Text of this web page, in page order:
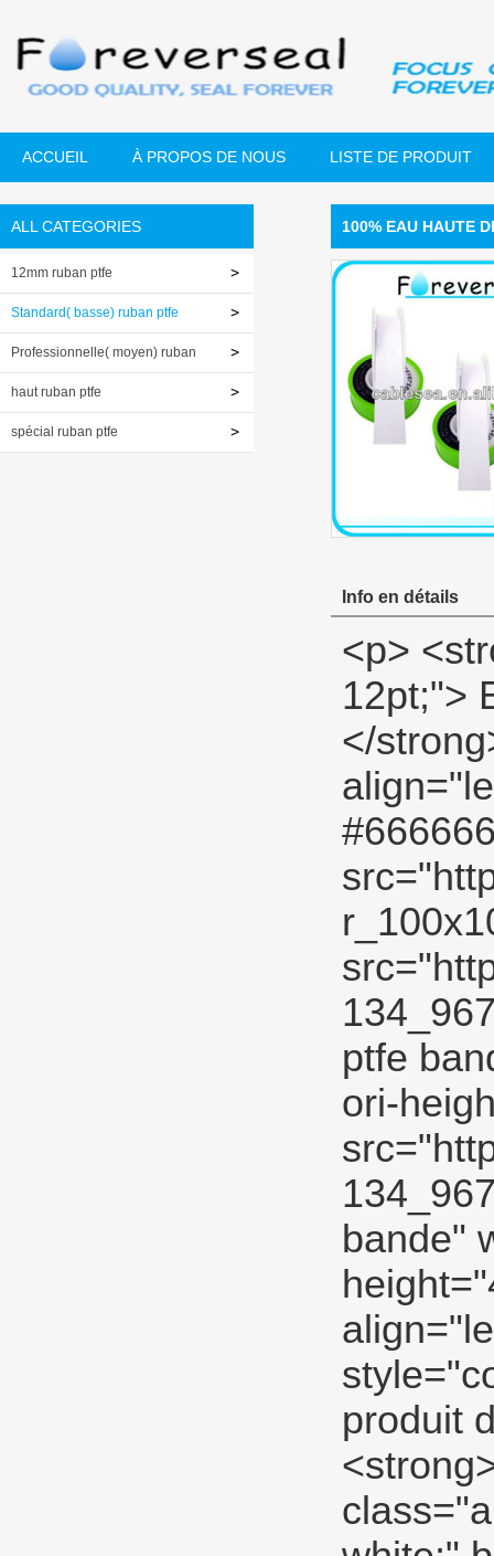
ACCUEIL À PROPOS DE NOUS LISTE DE PRODUIT
ALL CATEGORIES
12mm ruban ptfe
Standard( basse) ruban ptfe
Professionnelle( moyen) ruban
ptfehaut ruban ptfe
spécial ruban ptfe
100% EAU HAUTE
Info en détails
<p> <strong> <span style="color: #00ccff; font-size: 12pt;"> Exposition de produit PTFE fil bande </span> </strong> </p> <p><strong></strong>&nbsp;</p> <p align="left"><span style="font-family: Arial; color: #666666; font-size: 9pt;">&nbsp;<img src="http://i03.i.aliimg.com/simg/single/icon/placeholder_100x100.png" data-src="http://i00.i.aliimg.com/img/pb/134/821/803/803821134_967.jpg" data-alt="100% eau haute densité fil de ptfe bande" width="600" height="400" ori-width="600" ori-height="400" /> <noscript><img src="http://i00.i.aliimg.com/img/pb/134/821/803/803821134_967.jpg" alt="100% eau haute densité fil de ptfe bande" width="600" height="400" ori-width="600" ori-height="400"></noscript> </span></p> <p align="left">&nbsp;</p> <p> <strong> <span style="color: #00ccff; font-size: 12pt;"> Voir la fiche produit description </span> </strong> </p> <p><strong></strong>&nbsp;</p> <table class="aliDataTable" style="width: 601px; background: white;" border="1" cellspacing="0" cellpadding="0"><tbody> <tr style="height: 14.2pt;" align="left"> <td style="width: 177.15pt; height: 14.2pt;" rowspan="5"><p> <strong> <span style="font-family: Arial; color: black; font-size: 9pt;"> Spécifications: </span> </strong> </p></td> <td style="width: 273.6pt;"><p> <strong> <span style="font-family: Arial; color: black; font-size: 9pt;"> Largeur: </span> </strong> <span style="font-family: Arial; color: black; font-size: 9pt;"> 12MM (1/2), 19mm (3/4 &#39;&#39;), 25mm